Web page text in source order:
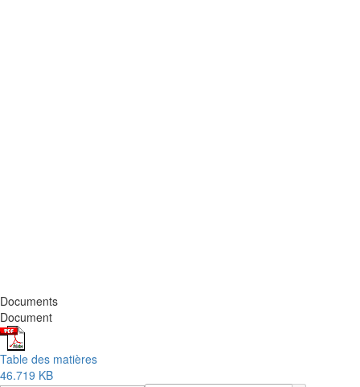
Documents
Document
Table des matières
46.719 KB